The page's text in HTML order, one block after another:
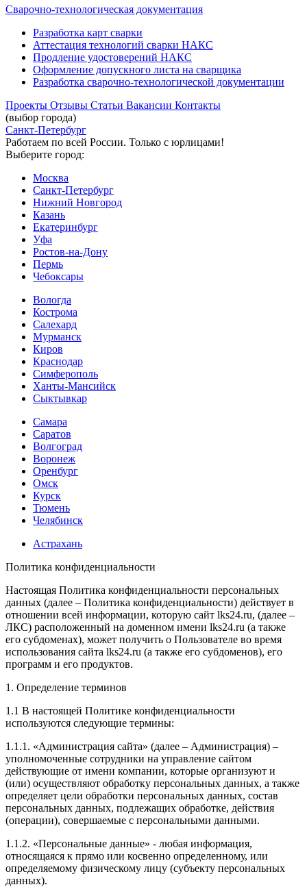
Сварочно-технологическая документация
Разработка карт сварки
Аттестация технологий сварки НАКС
Продление удостоверений НАКС
Оформление допускного листа на сварщика
Разработка сварочно-технологической документации
Проекты Отзывы Статьи Вакансии Контакты
(выбор города)
Санкт-Петербург
Работаем по всей России. Только с юрлицами!
Выберите город:
Москва
Санкт-Петербург
Нижний Новгород
Казань
Екатеринбург
Уфа
Ростов-на-Дону
Пермь
Чебоксары
Вологда
Кострома
Салехард
Мурманск
Киров
Краснодар
Симферополь
Ханты-Мансийск
Сыктывкар
Самара
Саратов
Волгоград
Воронеж
Оренбург
Омск
Курск
Тюмень
Челябинск
Астрахань
Политика конфиденциальности
Настоящая Политика конфиденциальности персональных
данных (далее – Политика конфиденциальности) действует в
отношении всей информации, которую сайт lks24.ru, (далее –
ЛКС) расположенный на доменном имени lks24.ru (а также
его субдоменах), может получить о Пользователе во время
использования сайта lks24.ru (а также его субдоменов), его
программ и его продуктов.
1. Определение терминов
1.1 В настоящей Политике конфиденциальности
используются следующие термины:
1.1.1. «Администрация сайта» (далее – Администрация) –
уполномоченные сотрудники на управление сайтом
действующие от имени компании, которые организуют и
(или) осуществляют обработку персональных данных, а также
определяет цели обработки персональных данных, состав
персональных данных, подлежащих обработке, действия
(операции), совершаемые с персональными данными.
1.1.2. «Персональные данные» - любая информация,
относящаяся к прямо или косвенно определенному, или
определяемому физическому лицу (субъекту персональных
данных).